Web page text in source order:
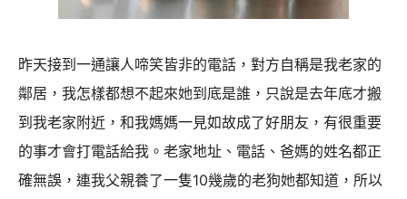
昨天接到一通讓人啼笑皆非的電話，對方自稱是我老家的
鄰居，我怎樣都想不起來她到底是誰，只說是去年底才搬
到我老家附近，和我媽媽一見如故成了好朋友，有很重要
的事才會打電話給我。老家地址、電話、爸媽的姓名都正
確無誤，連我父親養了一隻10幾歲的老狗她都知道，所以